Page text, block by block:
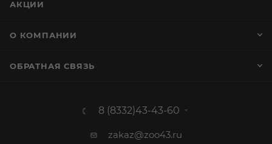
АКЦИИ
О КОМПАНИИ
ОБРАТНАЯ СВЯЗЬ
8 (8332)43-43-60
zakaz@zoo43.ru